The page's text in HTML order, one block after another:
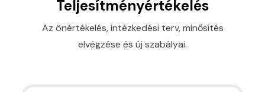
Teljesítményértékelés
Az önértékelés, intézkedési terv, minősítés
elvégzése és új szabályai.